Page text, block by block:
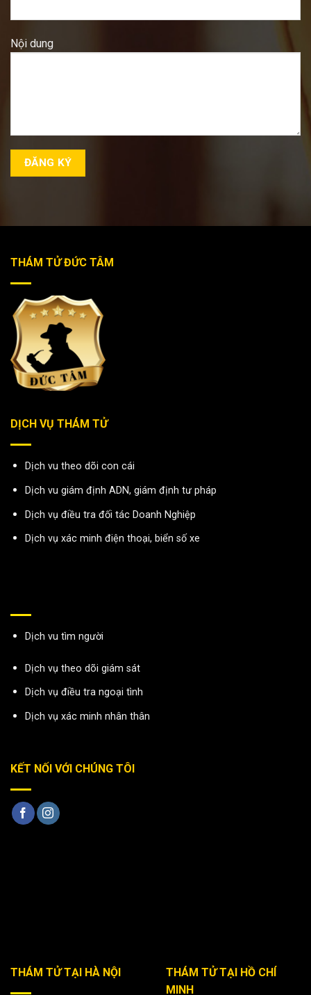
Nội dung
THÁM TỬ ĐỨC TÂM
DỊCH VỤ THÁM TỬ
Dịch vu theo dõi con cái
Dịch vu giám định ADN, giám định tư pháp
Dịch vụ điều tra đối tác Doanh Nghiệp
Dịch vụ xác minh điện thoại, biển số xe
Dịch vu tìm người
Dịch vụ theo dõi giám sát
Dịch vụ điều tra ngoại tình
Dịch vụ xác minh nhân thân
KẾT NỐI VỚI CHÚNG TÔI
THÁM TỬ TẠI HÀ NỘI
THÁM TỬ TẠI HỒ CHÍ
MINH